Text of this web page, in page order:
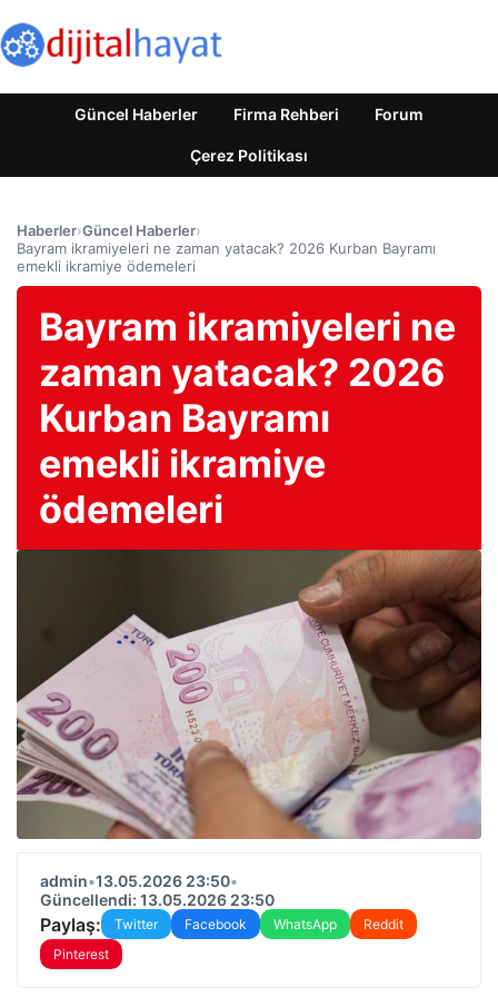
Güncel Haberler Firma Rehberi Forum
Çerez Politikası
Haberler›Güncel Haberler›
Bayram ikramiyeleri ne zaman yatacak? 2026 Kurban Bayramı
emekli ikramiye ödemeleri
Bayram ikramiyeleri ne
zaman yatacak? 2026
Kurban Bayramı
emekli ikramiye
ödemeleri
admin•13.05.2026 23:50•
Güncellendi: 13.05.2026 23:50
Paylaş: Twitter Facebook WhatsApp
Reddit
Pinterest